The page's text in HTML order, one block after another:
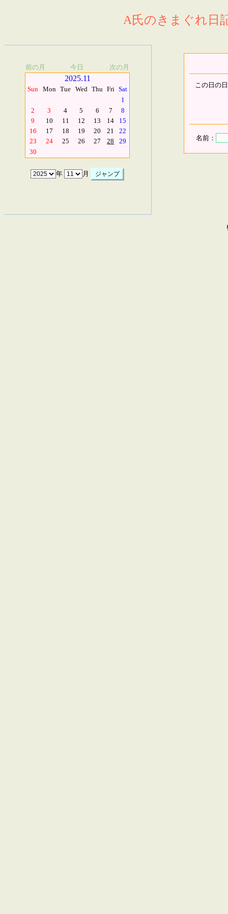
A氏のきまぐれ日
前の月 今日 次の月
2025.11
Sun Mon Tue Wed Thu Fri Sat
1
2
3 4 5 6 7
8
9
10 11 12 13 14
15
16
17 18 19 20 21
22
23
24 25 26 27 28
29
30
年 月
この日の
名前：